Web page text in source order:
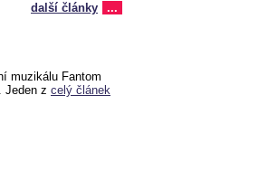
další články
...
muzikálu Fantom
Jeden z celý článek